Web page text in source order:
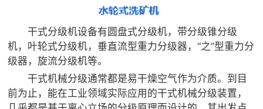
干式分级机设备有圆盘式分级机，带分级锥分级
机，叶轮式分级机，垂直流型重力分级器，“之”型重力分
级器，旋流分级机等。
干式机械分级通常都是易干燥空气作为介质。到目
前为止，能在工业领域实际应用的干式机械分级装置，
 联系我们